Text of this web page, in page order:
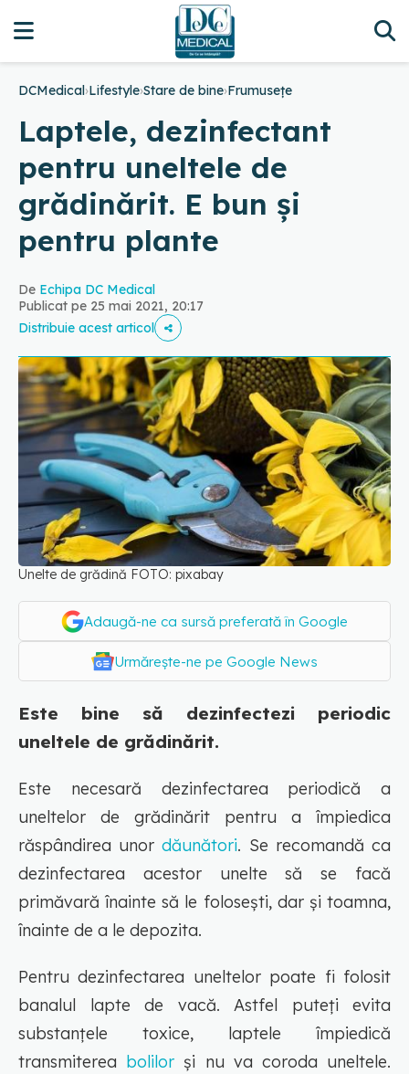
DCMedical›Lifestyle›Stare de bine›Frumusețe
Laptele, dezinfectant
pentru uneltele de
grădinărit. E bun și
pentru plante
De Echipa DC Medical
Publicat pe 25 mai 2021, 20:17
Distribuie acest articol
Unelte de grădină FOTO: pixabay
Adaugă-ne ca sursă preferată în Google
Urmărește-ne pe Google News
Este bine să dezinfectezi periodic
uneltele de grădinărit.
Este necesară dezinfectarea periodică a
uneltelor de grădinărit pentru a împiedica
răspândirea unordăunători. Se recomandă ca
dezinfectarea acestor unelte să se facă
primăvară înainte să le folosești, dar și toamna,
înainte de a le depozita.
Pentru dezinfectarea uneltelor poate fi folosit
banalul lapte de vacă. Astfel puteți evita
substanțele toxice, laptele împiedică
transmiterea bolilor și nu va coroda uneltele.